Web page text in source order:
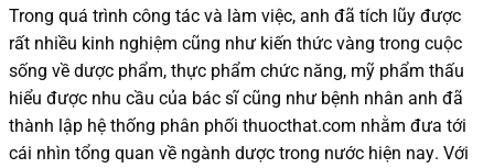
Trong quá trình công tác và làm việc, anh đã tích lũy được
rất nhiều kinh nghiệm cũng như kiến thức vàng trong cuộc
sống về dược phẩm, thực phẩm chức năng, mỹ phẩm thấu
hiểu được nhu cầu của bác sĩcũng như bệnh nhân anh đã
thành lập hệ thống phân phối thuocthat.com nhằm đưa tới
cái nhìn tổng quan về ngành dược trong nước hiện nay. Với